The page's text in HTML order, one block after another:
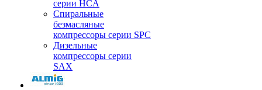
серии HCA
Спиральные
безмасляные
компрессоры серии SPC
Дизельные
компрессоры серии
SAX